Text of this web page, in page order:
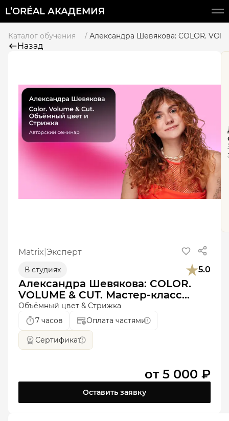
L’ORÉAL АКАДЕМИЯ
Каталог обучения Александра Шевякова: COLOR.
Назад
Matrix Эксперт
В студиях 5.0
Александра Шевякова: COLOR.
VOLUME & CUT. Мастер-класс
Практика
Объёмный цвет & Стрижка
7 часов
Оплата частями
Сертификат
от 5 000 ₽
Оставить заявку